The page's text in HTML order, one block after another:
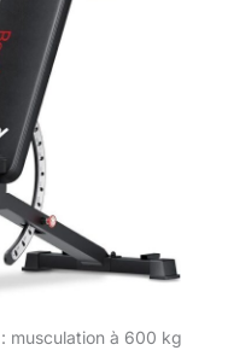
musculation à 600 kg